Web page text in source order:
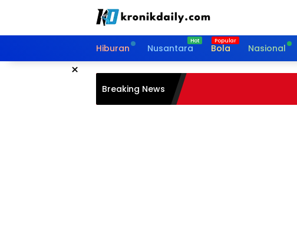
Hiburan Nusantara Bola Nasional
×
Breaking News